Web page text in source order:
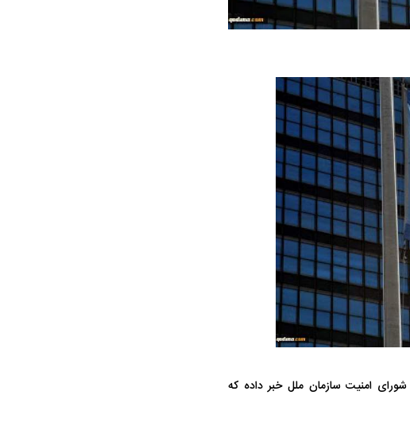
شورای امنیت سازمان ملل خبر داده که
حدید ۱۱۰؛ نسخه سریع‌تر، پنهان‌کارتر و
پهپادهای ایرانی | پهپاد انتحاری
چیست؟